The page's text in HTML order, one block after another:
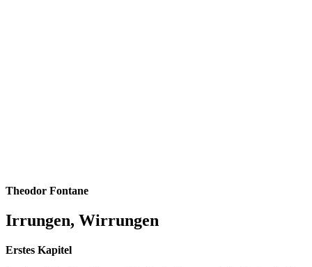
Theodor Fontane
Irrungen, Wirrungen
Erstes Kapitel